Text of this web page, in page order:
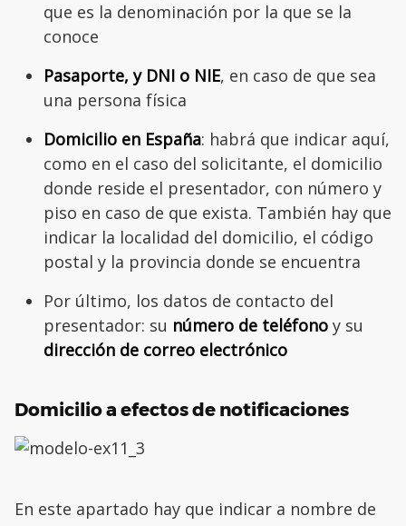
que es la denominación por la que se la
conoce
Pasaporte, y DNI o NIE, en caso de que sea
una persona física
Domicilio en España: habrá que indicar aquí,
como en el caso del solicitante, el domicilio
donde reside el presentador, con número y
piso en caso de que exista. También hay que
indicar la localidad del domicilio, el código
postal y la provincia donde se encuentra
Por último, los datos de contacto del
presentador: su número de teléfono y su
dirección de correo electrónico
Domicilio a efectos de notificaciones
En este apartado hay que indicar a nombre de